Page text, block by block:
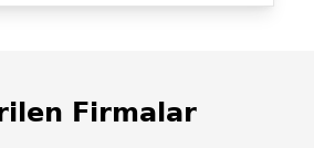
Firmalar